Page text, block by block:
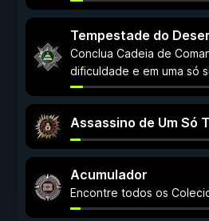
Tempestade do
Conclua Cadeia de
dificuldade e em uma só
Assassino de Um Só
Acumulador
Encontre todos os